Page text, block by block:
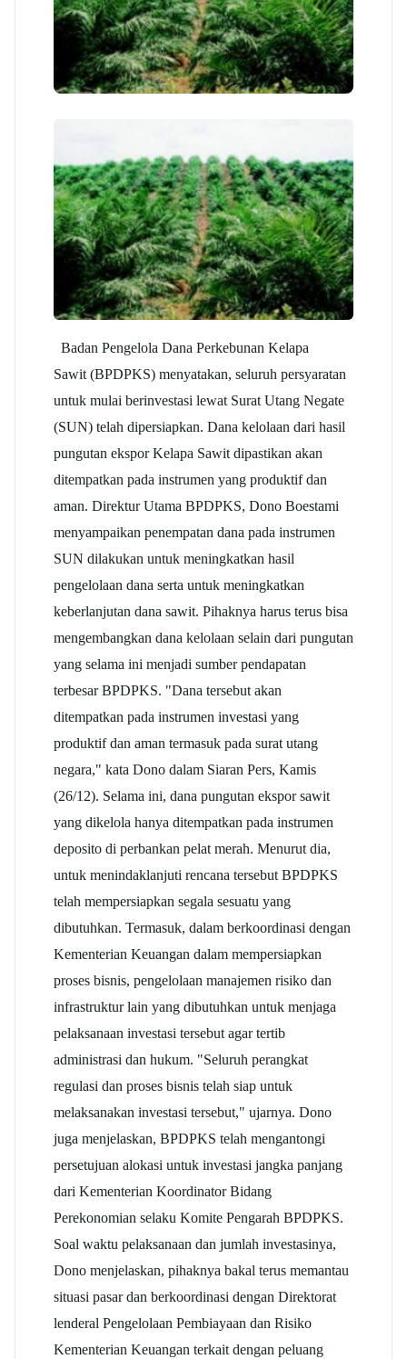
Badan Pengelola Dana Perkebunan Kelapa
Sawit (BPDPKS) menyatakan, seluruh persyaratan
untuk mulai berinvestasi lewat Surat Utang Negate
(SUN) telah dipersiapkan. Dana kelolaan dari hasil
pungutan ekspor Kelapa Sawit dipastikan akan
ditempatkan pada instrumen yang produktif dan
aman. Direktur Utama BPDPKS, Dono Boestami
menyampaikan penempatan dana pada instrumen
SUN dilakukan untuk meningkatkan hasil
pengelolaan dana serta untuk meningkatkan
keberlanjutan dana sawit. Pihaknya harus terus bisa
mengembangkan dana kelolaan selain dari pungutan
yang selama ini menjadi sumber pendapatan
terbesar BPDPKS. "Dana tersebut akan
ditempatkan pada instrumen investasi yang
produktif dan aman termasuk pada surat utang
negara," kata Dono dalam Siaran Pers, Kamis
(26/12). Selama ini, dana pungutan ekspor sawit
yang dikelola hanya ditempatkan pada instrumen
deposito di perbankan pelat merah. Menurut dia,
untuk menindaklanjuti rencana tersebut BPDPKS
telah mempersiapkan segala sesuatu yang
dibutuhkan. Termasuk, dalam berkoordinasi dengan
Kementerian Keuangan dalam mempersiapkan
proses bisnis, pengelolaan manajemen risiko dan
infrastruktur lain yang dibutuhkan untuk menjaga
pelaksanaan investasi tersebut agar tertib
administrasi dan hukum. "Seluruh perangkat
regulasi dan proses bisnis telah siap untuk
melaksanakan investasi tersebut," ujarnya. Dono
juga menjelaskan, BPDPKS telah mengantongi
persetujuan alokasi untuk investasi jangka panjang
dari Kementerian Koordinator Bidang
Perekonomian selaku Komite Pengarah BPDPKS.
Soal waktu pelaksanaan dan jumlah investasinya,
Dono menjelaskan, pihaknya bakal terus memantau
situasi pasar dan berkoordinasi dengan Direktorat
lenderal Pengelolaan Pembiayaan dan Risiko
Kementerian Keuangan terkait dengan peluang